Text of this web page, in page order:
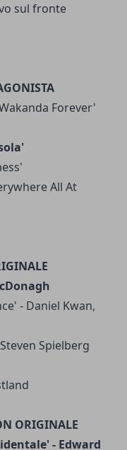
sul fronte
Forever'
All At
- Daniel Kwan,
Spielberg
ORIGINALE
- Edward